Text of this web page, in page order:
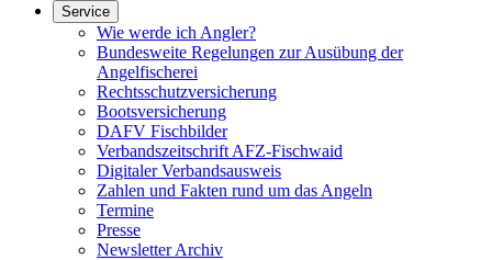
Service
Wie werde ich Angler?
Bundesweite Regelungen zur Ausübung der
Angelfischerei
Rechtsschutzversicherung
Bootsversicherung
DAFV Fischbilder
Verbandszeitschrift AFZ-Fischwaid
Digitaler Verbandsausweis
Zahlen und Fakten rund um das Angeln
Termine
Presse
Newsletter Archiv